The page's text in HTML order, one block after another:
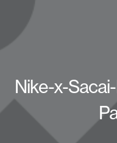
Nike-x-